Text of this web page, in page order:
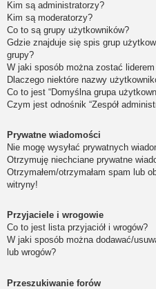
Kim są administratorzy?
Kim są moderatorzy?
Co to są grupy użytkowników?
Gdzie znajduje się spis grup
grupy?
W jaki sposób można zostać
Dlaczego niektóre nazwy
Co to jest “Domyślna grupa
Czym jest odnośnik “Zespół
Prywatne wiadomości
Nie mogę wysyłać prywatnych
Otrzymuję niechciane prywatne
Otrzymałem/otrzymałam spam lub
witryny!
Przyjaciele i wrogowie
Co to jest lista przyjaciół i wrogów?
W jaki sposób można dodawać/
lub wrogów?
Przeszukiwanie forów